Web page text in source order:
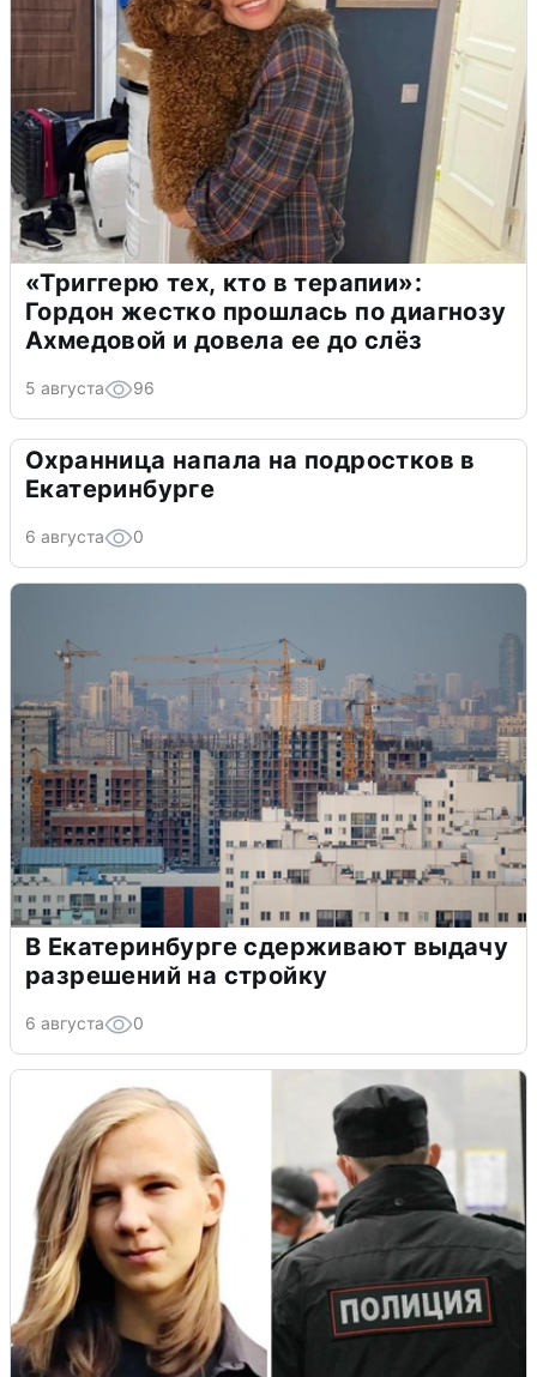
«Триггерю тех, кто в терапии»:
Гордон жестко прошлась по диагнозу
Ахмедовой и довела ее до слёз
5 августа 96
Охранница напала на подростков в
Екатеринбурге
6 августа 0
В Екатеринбурге сдерживают выдачу
разрешений на стройку
6 августа 0